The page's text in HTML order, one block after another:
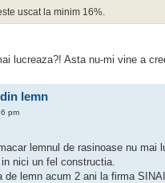
uscat la minim 16%.
lucreaza?! Asta nu-mi vine a
lemn
pm
lemnul de rasinoase nu mai
nici un fel constructia.
de lemn acum 2 ani la firma